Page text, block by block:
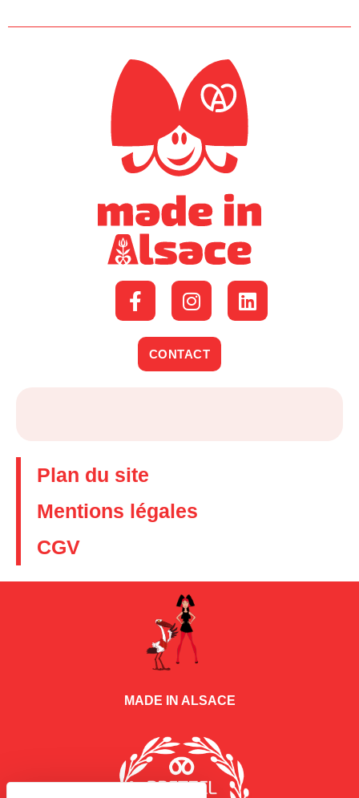
CONTACT
Plan du site
Mentions légales
CGV
MADE IN ALSACE